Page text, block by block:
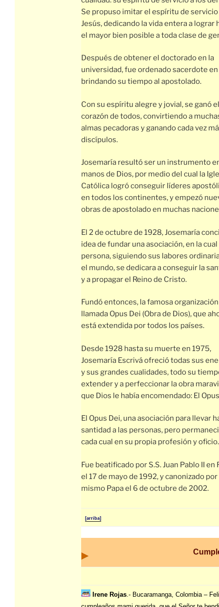
Se propuso imitar el espíritu de
Jesús, dedicando la vida entera a lograr
el mayor bien posible a toda clase de
Después de obtener el doctorado en la
universidad, fue ordenado sacerdote en
brindando su tiempo al apostolado.
Con su espíritu alegre y jovial, se ganó el
corazón de todos, convirtiendo a
almas pecadoras y ganando cada vez
discípulos.
Josemaría resultó ser un instrumento
manos de Dios, por medio del cual la
Católica logró conseguir líderes
en todos los continentes, y empezó
obras de apostolado en muchas
El 2 de octubre de 1928, Josemaría
idea de fundar una asociación, en la cual
persona, siguiendo sus labores
el mundo, se dedicara a conseguir la
y a propagar el Reino de Cristo.
Fundó entonces, la famosa organización
llamada Opus Dei (Obra de Dios), que
está extendida por todos los países.
Desde 1928 hasta su muerte en 1975,
Josemaría Escrivá ofreció todas sus
y sus grandes cualidades, todo su
extender y a perfeccionar la obra
que Dios le había encomendado: El
El Opus Dei, una asociación para llevar
santidad a las personas, pero
cada cual en su propia profesión y oficio.
Fue beatificado por S.S. Juan Pablo II en
el 17 de mayo de 1992, y canonizado por
mismo Papa el 6 de octubre de 2002.
[arriba]
Irene Rojas .- Bucaramanga, Colombia –